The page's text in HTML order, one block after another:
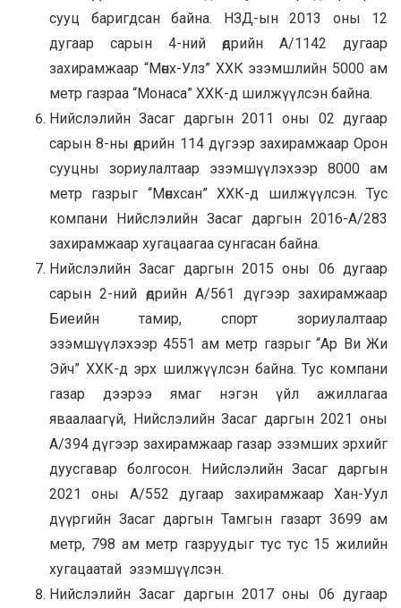
сууц баригдсан байна. НЗД-ын 2013 оны 12
дугаар сарын 4-ний өдрийн А/1142 дугаар
захирамжаар “Мөнх-Улз” ХХК эзэмшлийн 5000 ам
метр газраа “Монаса” ХХК-д шилжүүлсэн байна.
Нийслэлийн Засаг даргын 2011 оны 02 дугаар
сарын 8-ны өдрийн 114 дүгээр захирамжаар Орон
сууцны зориулалтаар эзэмшүүлэхээр 8000 ам
метр газрыг “Мөнхсан” ХХК-д шилжүүлсэн. Тус
компани Нийслэлийн Засаг даргын 2016-А/283
захирамжаар хугацаагаа сунгасан байна.
Нийслэлийн Засаг даргын 2015 оны 06 дугаар
сарын 2-ний өдрийн А/561 дүгээр захирамжаар
Биеийн тамир, спорт зориулалтаар
эзэмшүүлэхээр 4551 ам метр газрыг “Ар Ви Жи
Эйч” ХХК-д эрх шилжүүлсэн байна. Тус компани
газар дээрээ ямаг нэгэн үйл ажиллагаа
яваалаагүй, Нийслэлийн Засаг даргын 2021 оны
А/394 дүгээр захирамжаар газар эзэмших эрхийг
дуусгавар болгосон. Нийслэлийн Засаг даргын
2021 оны А/552 дугаар захирамжаар Хан-Уул
дүүргийн Засаг даргын Тамгын газарт 3699 ам
метр, 798 ам метр газруудыг тус тус 15 жилийн
хугацаатай эзэмшүүлсэн.
Нийслэлийн Засаг даргын 2017 оны 06 дугаар